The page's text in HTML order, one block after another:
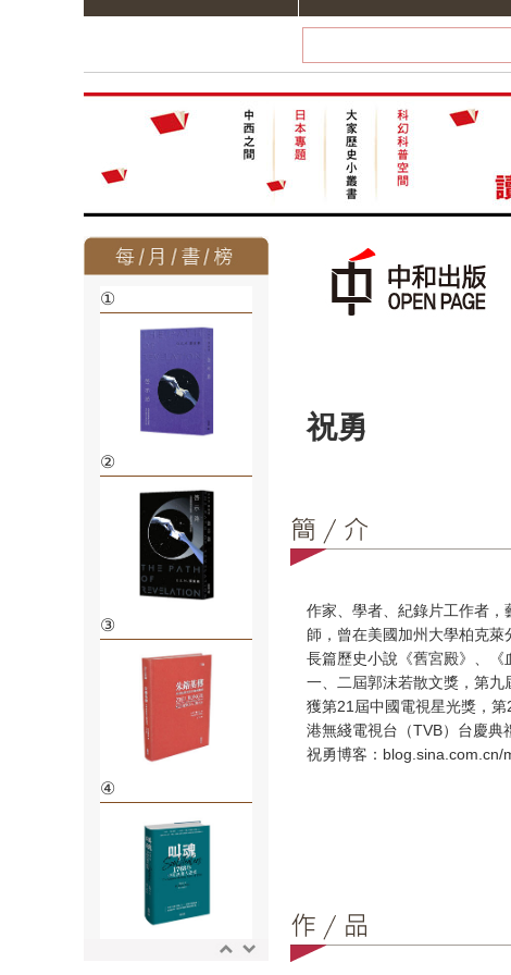
①
②
③
④
祝勇
作家、學者、紀錄片工作者
師，曾在美國加州大學柏克萊
長篇歷史小說《舊宮殿》、《
一、二屆郭沫若散文獎，第
獲第21屆中國電視星光獎，
港無綫電視台（TVB）台慶典
祝勇博客：blog.sina.com.cn/